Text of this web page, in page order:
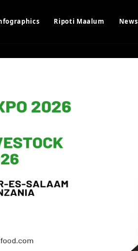
Ripoti Maalum News